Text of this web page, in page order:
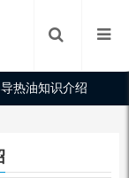
热油知识介绍